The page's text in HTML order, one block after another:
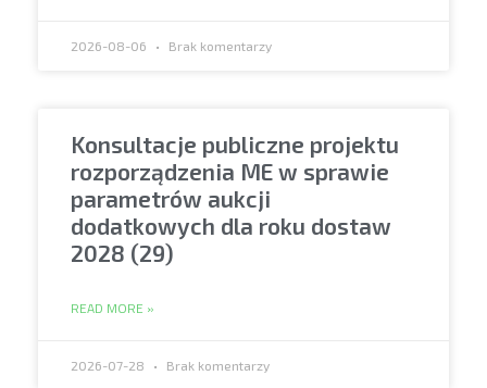
2026-08-06 Brak komentarzy
Konsultacje publiczne projektu
rozporządzenia ME w sprawie
parametrów aukcji
dodatkowych dla roku dostaw
2028 (29)
READ MORE »
2026-07-28 Brak komentarzy